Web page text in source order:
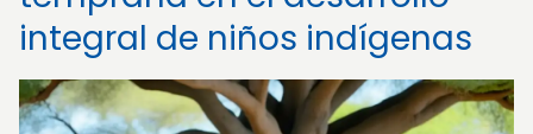
integral de niños indígenas